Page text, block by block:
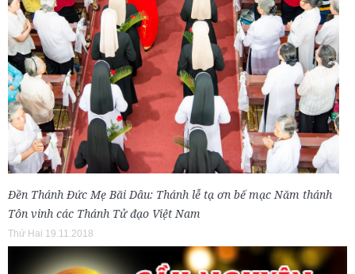
Đền Thánh Đức Mẹ Bãi Dâu: Thánh lễ tạ ơn bế mạc Năm thánh
Tôn vinh các Thánh Tử đạo Việt Nam
Thứ Hai 19.11.2018